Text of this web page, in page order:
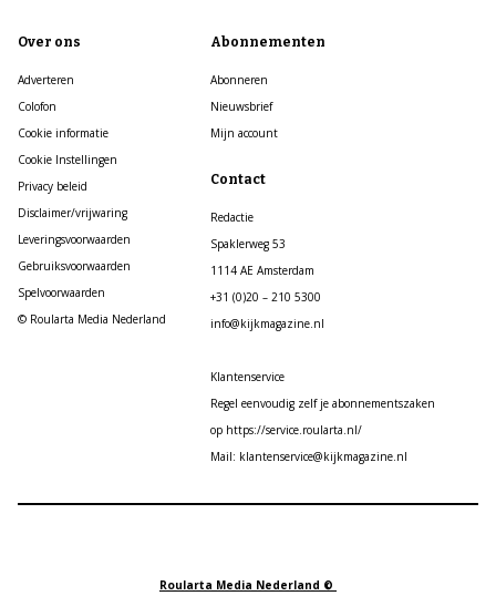
Over ons
Adverteren
Colofon
Cookie informatie
Cookie Instellingen
Privacy beleid
Disclaimer/vrijwaring
Leveringsvoorwaarden
Gebruiksvoorwaarden
Spelvoorwaarden
© Roularta Media Nederland
Abonnementen
Abonneren
Nieuwsbrief
Mijn account
Contact
Redactie
Spaklerweg 53
1114 AE Amsterdam
+31 (0)20 – 210 5300
info@kijkmagazine.nl
Klantenservice
Regel eenvoudig zelf je abonnementszaken
op https://service.roularta.nl/
Mail: klantenservice@kijkmagazine.nl
Roularta Media Nederland ©